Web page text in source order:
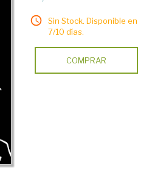
Sin Stock. Disponible en
7/10 días.
COMPRAR